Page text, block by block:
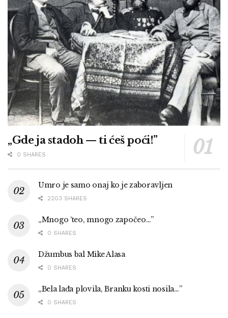
„Gde ja stadoh — ti ćeš poći!”
0 SHARES
Umro je samo onaj ko je zaboravljen
2203 SHARES
„Mnogo ‘teo, mnogo započeo…”
0 SHARES
Džumbus bal Mike Alasa
0 SHARES
„Bela lađa plovila, Branku kosti nosila…”
0 SHARES